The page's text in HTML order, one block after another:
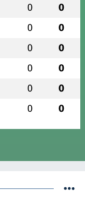
0 0
0 0
0 0
0 0
0 0
0 0